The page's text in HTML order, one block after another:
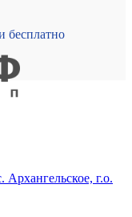
бесплатно
г.о.